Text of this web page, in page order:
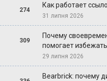
274
Как работает
31 липня 2026
309
Почему
помогает
29 липня 2026
Bearbrick: почему